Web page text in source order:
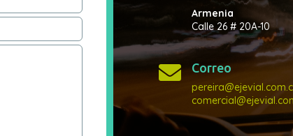
Armenia
Calle 26 # 20A-10
 Correo